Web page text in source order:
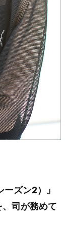
ズン2）』
司が務めて